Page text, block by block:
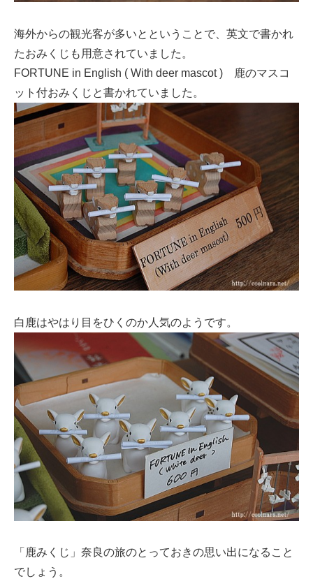
海外からの観光客が多いとということで、英文で書かれ
たおみくじも用意されていました。
FORTUNE in English ( With deer mascot ) 鹿のマスコ
ット付おみくじと書かれていました。
白鹿はやはり目をひくのか人気のようです。
「鹿みくじ」奈良の旅のとっておきの思い出になること
でしょう。